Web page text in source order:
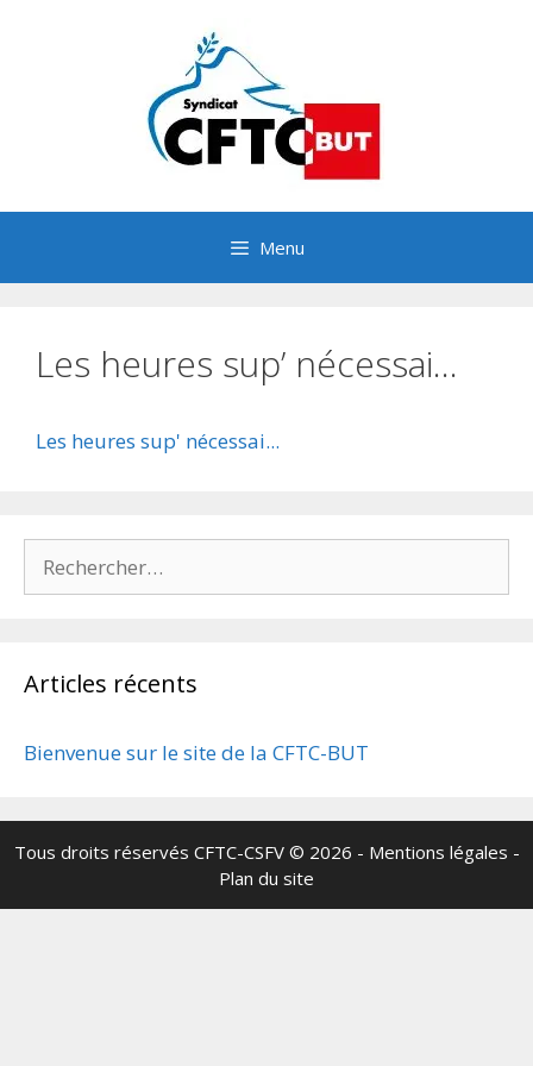
Menu
Les heures sup’ nécessai…
Les heures sup' nécessai...
Articles récents
Bienvenue sur le site de la CFTC-BUT
Tous droits réservés CFTC-CSFV© 2026 - Mentions légales -
Plan du site